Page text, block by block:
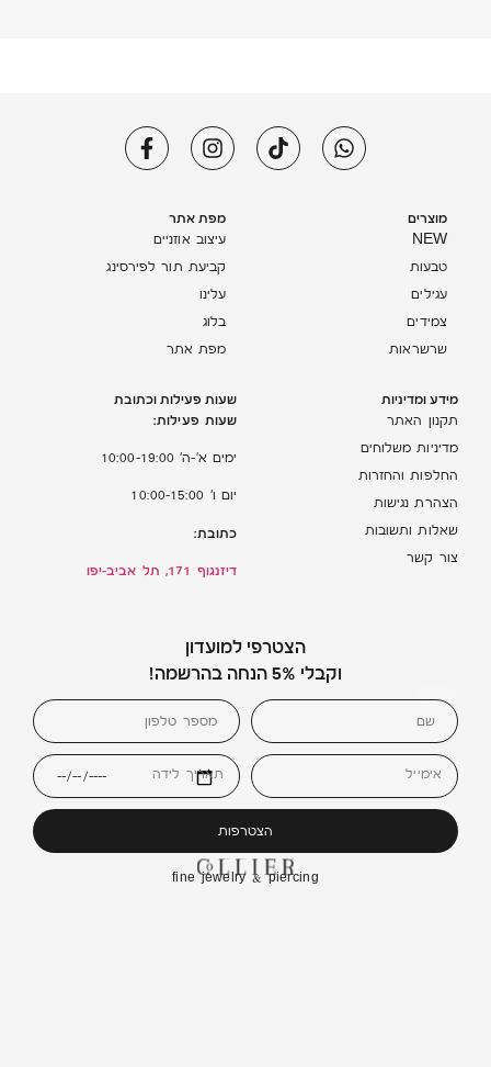
מוצרים
NEW
טבעות
עגילים
צמידים
שרשראות
מפת אתר
עיצוב אוזניים
קביעת תור לפירסינג
עלינו
בלוג
מפת אתר
מידע ומדיניות
תקנון האתר
מדיניות משלוחים
החלפות והחזרות
הצהרת נגישות
שאלות ותשובות
צור קשר
שעות פעילות וכתובת
שעות פעילות:
ימים א’-ה’ 10:00-19:00
יום ו’ 10:00-15:00
כתובת:
דיזנגוף 171, תל אביב-יפו
הצטרפי למועדון
וקבלי 5% הנחה בהרשמה!
אימייל תאריך לידה
הצטרפות
fine jewelry & piercing